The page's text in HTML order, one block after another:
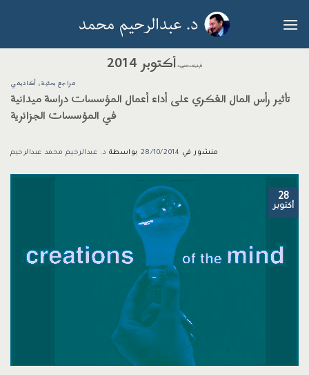
للمحتوى
الأرشيفات الشهرية:أكتوبر 2014
مراجع بحثية، أكاديمي
تأثير رأس المال الفكري على أداء أعمال المؤسسات دراسة ميدانية
في المؤسسات الجزائرية
منشور في 28/10/2014 بواسطة د. عبدالرحيم محمد عبدالرحيم
28
أكتوبر